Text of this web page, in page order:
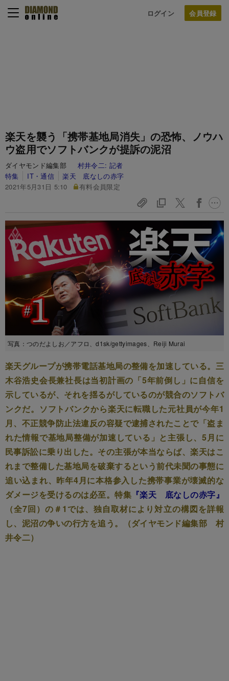
ログイン
楽天を襲う「携帯基地局消失」の恐怖、ノウハ
ウ盗用でソフトバンクが提訴の泥沼
ダイヤモンド編集部 村井令二: 記者
特集
IT・通信
楽天 底なしの赤字
2021年5月31日 5:10
有料会員限定
写真：つのだよしお／アフロ、d1sk/gettyimages、Reiji Murai
楽天グループが携帯電話基地局の整備を加速している。三
木谷浩史会長兼社長は当初計画の「5年前倒し」に自信を
示しているが、それを揺るがしているのが競合のソフトバ
ンクだ。ソフトバンクから楽天に転職した元社員が今年1
月、不正競争防止法違反の容疑で逮捕されたことで「盗ま
れた情報で基地局整備が加速している」と主張し、5月に
民事訴訟に乗り出した。その主張が本当ならば、楽天はこ
れまで整備した基地局を破棄するという前代未聞の事態に
追い込まれ、昨年4月に本格参入した携帯事業が壊滅的な
ダメージを受けるのは必至。特集 『楽天 底なしの赤字』
（全7回）の＃1では、独自取材により対立の構図を詳報
し、泥沼の争いの行方を追う。（ダイヤモンド編集部 村
井令二）